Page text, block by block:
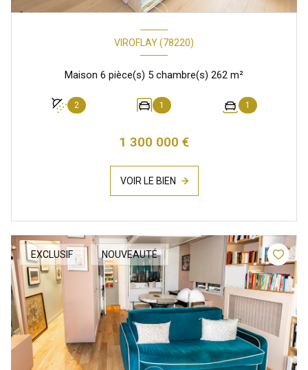
VIROFLAY (78220)
Maison 6 pièce(s) 5 chambre(s) 262 m²
2 1 1
1 300 000 €
VOIR LE BIEN
EXCLUSIF NOUVEAUTÉ